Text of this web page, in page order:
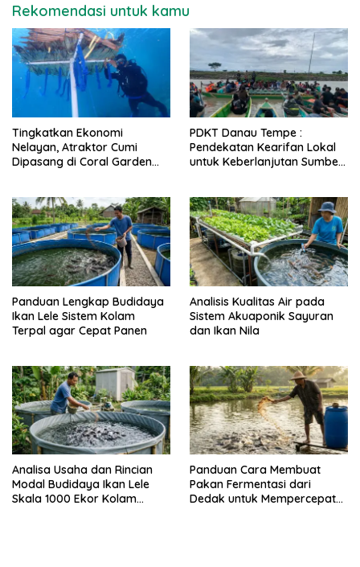
Rekomendasi untuk kamu
Tingkatkan Ekonomi
Nelayan, Atraktor Cumi
Dipasang di Coral Garden
PDKT Danau Tempe :
Pendekatan Kearifan Lokal
untuk Keberlanjutan Sumber
Panduan Lengkap Budidaya
Ikan Lele Sistem Kolam
Terpal agar Cepat Panen
Analisis Kualitas Air pada
Sistem Akuaponik Sayuran
dan Ikan Nila
Analisa Usaha dan Rincian
Modal Budidaya Ikan Lele
Skala 1000 Ekor Kolam
Panduan Cara Membuat
Pakan Fermentasi dari
Dedak untuk Mempercepat